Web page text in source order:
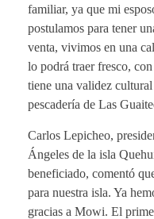
familiar, ya que mi
postulamos para tener
venta, vivimos en una
lo podrá traer fresco,
tiene una validez
pescadería de Las
Carlos Lepicheo,
Ángeles de la isla
beneficiado, comentó
para nuestra isla. Ya
gracias a Mowi. El